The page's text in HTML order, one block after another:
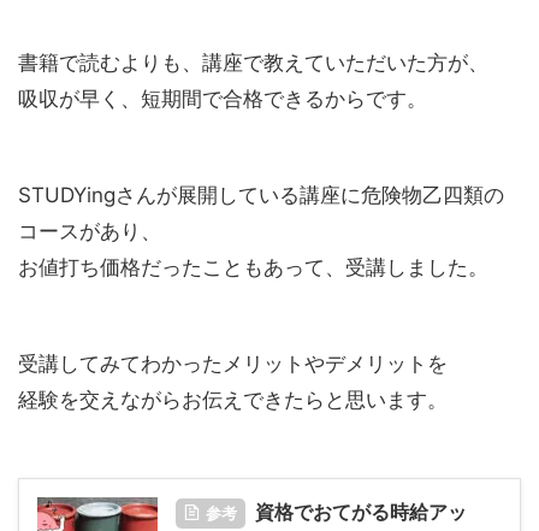
書籍で読むよりも、講座で教えていただいた方が、
吸収が早く、短期間で合格できるからです。
STUDYingさんが展開している講座に危険物乙四類の
コースがあり、
お値打ち価格だったこともあって、受講しました。
受講してみてわかったメリットやデメリットを
経験を交えながらお伝えできたらと思います。
参考
資格でおてがる時給アッ